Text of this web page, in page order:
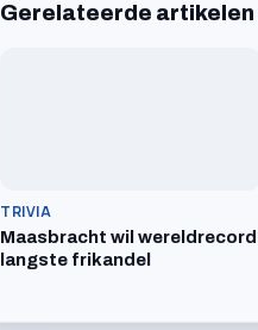
Gerelateerde artikelen
TRIVIA
Maasbracht wil wereldrecord
langste frikandel